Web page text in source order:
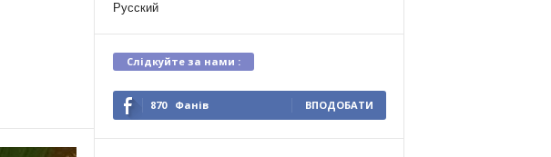
Русский
Слідкуйте за нами :
870 Фанів ВПОДОБАТИ